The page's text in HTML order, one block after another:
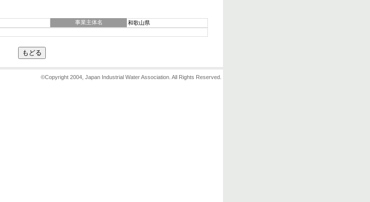
事業主体名
和歌山県
©Copyright 2004, Japan Industrial Water Association. All Rights Reserved.